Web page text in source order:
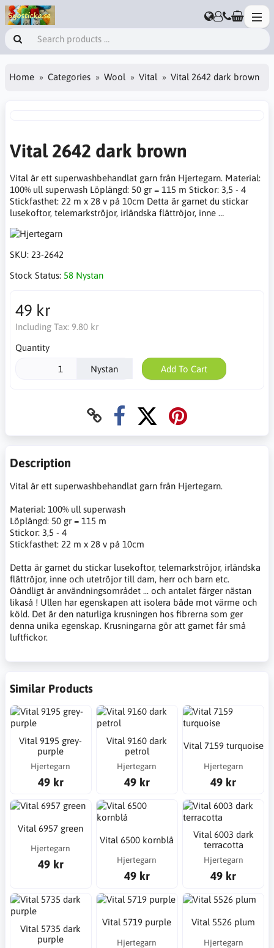
Home Categories Wool Vital Vital 2642 dark brown
Vital 2642 dark brown
Vital är ett superwashbehandlat garn från Hjertegarn. Material:
100% ull superwash Löplängd: 50 gr = 115 m Stickor: 3,5 - 4
Stickfasthet: 22 m x 28 v på 10cm Detta är garnet du stickar
lusekoftor, telemarkströjor, irländska flättröjor, inne …
SKU: 23-2642
Stock Status: 58 Nystan
49 kr
Including Tax: 9.80 kr
Quantity
Nystan Add To Cart
Description
Vital är ett superwashbehandlat garn från Hjertegarn.
Material: 100% ull superwash
Löplängd: 50 gr = 115 m
Stickor: 3,5 - 4
Stickfasthet: 22 m x 28 v på 10cm
Detta är garnet du stickar lusekoftor, telemarkströjor, irländska
flättröjor, inne och utetröjor till dam, herr och barn etc.
Oändligt är användningsområdet ... och antalet färger nästan
likaså ! Ullen har egenskapen att isolera både mot värme och
köld. Det är den naturliga krusningen hos fibrerna som ger
denna unika egenskap. Krusningarna gör att garnet får små
luftfickor.
Similar Products
Vital 9195 grey-
purple
Hjertegarn
49 kr
Vital 9160 dark
petrol
Hjertegarn
49 kr
Vital 7159 turquoise
Hjertegarn
49 kr
Vital 6957 green
Hjertegarn
49 kr
Vital 6500 kornblå
Hjertegarn
49 kr
Vital 6003 dark
terracotta
Hjertegarn
49 kr
Vital 5735 dark
purple
Vital 5719 purple
Hjertegarn
Vital 5526 plum
Hjertegarn